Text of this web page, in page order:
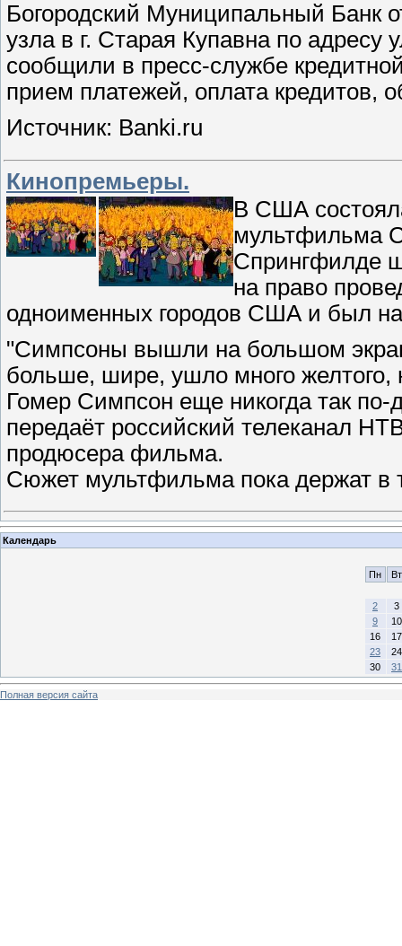
Богородский Муниципальный Банк
узла в г. Старая Купавна по
сообщили в пресс-службе
прием платежей, оплата
Источник: Banki.ru
Кинопремьеры.
В США
мультфильма
Спрингфилде
на право
одноименных городов США и был
"Симпсоны вышли на большом
больше, шире, ушло много желтого,
Гомер Симпсон еще никогда так
передаёт российский телеканал
продюсера фильма.
Сюжет мультфильма пока держат в
Календарь
Пн Вт
2
3
9
10
16
17
23
24
30
31
Полная версия сайта